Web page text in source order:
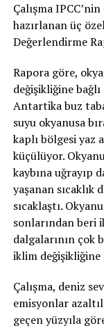
Çalışma
hazırlanan üç
Değerlendirme
Rapora göre,
değişikliğine
Antartika buz
suyu okyanusa
kaplı bölgesi yaz
küçülüyor.
kaybına uğrayıp
yaşanan sıcaklık
sıcaklaştı.
sonlarından beri
dalgalarının çok
iklim
Çalışma, deniz
emisyonlar
geçen yüzyıla